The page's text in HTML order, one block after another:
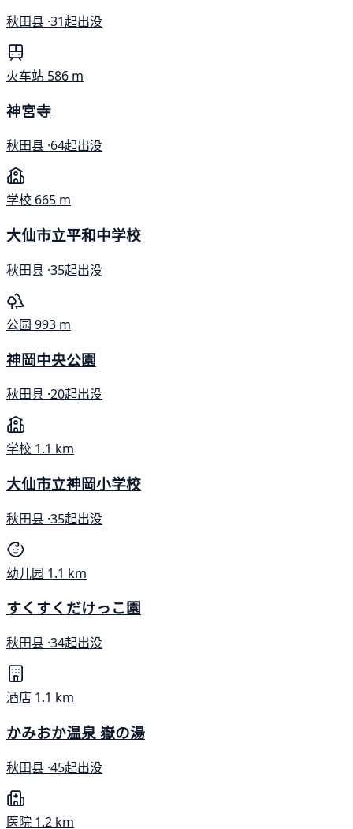
秋田县 ·31起出没
火车站 586 m
神宮寺
秋田县 ·64起出没
学校 665 m
大仙市立平和中学校
秋田县 ·35起出没
公园 993 m
神岡中央公園
秋田县 ·20起出没
学校 1.1 km
大仙市立神岡小学校
秋田县 ·35起出没
幼儿园 1.1 km
すくすくだけっこ園
秋田县 ·34起出没
酒店 1.1 km
かみおか温泉 嶽の湯
秋田县 ·45起出没
医院 1.2 km